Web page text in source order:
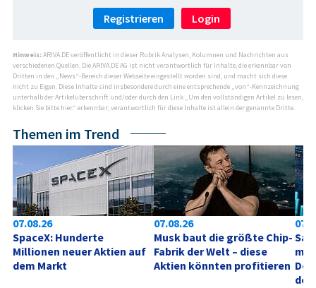
Registrieren
Login
Hinweis:ARIVA.DE veröffentlicht in dieser Rubrik Analysen, Kolumnen und Nachrichten aus
verschiedenen Quellen. Die ARIVA.DE AG ist nicht verantwortlich für Inhalte, die erkennbar von
Dritten in den „News“-Bereich dieser Webseite eingestellt worden sind, und macht sich diese
nicht zu Eigen. Diese Inhalte sind insbesondere durch eine entsprechende „von“-Kennzeichnung
unterhalb der Artikelüberschrift und/oder durch den Link „Um den vollständigen Artikel zu lesen,
klicken Sie bitte hier.“ erkennbar; verantwortlich für diese Inhalte ist allein der genannte Dritte.
Themen im Trend
07.08.26
SpaceX: Hunderte
Millionen neuer Aktien auf
dem Markt
07.08.26
Musk baut die größte Chip-
Fabrik der Welt – diese
Aktien könnten profitieren